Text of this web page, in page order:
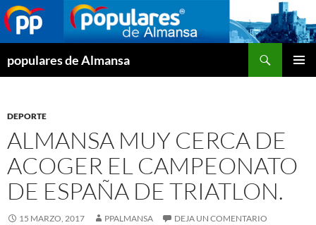
populares de Almansa
DEPORTE
ALMANSA MUY CERCA DE
ACOGER EL CAMPEONATO
DE ESPAÑA DE TRIATLON.
15 MARZO, 2017 PPALMANSA DEJA UN COMENTARIO